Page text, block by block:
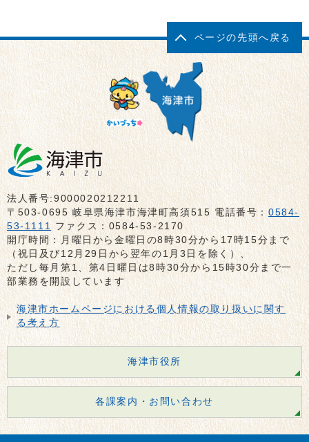
ページの先頭へ戻る
法人番号:9000020212211
〒503-0695 岐阜県海津市海津町高須515 電話番号：0584-
53-1111 ファクス：0584-53-2170
開庁時間：月曜日から金曜日の8時30分から17時15分まで
（祝日及び12月29日から翌年の1月3日を除く）、
ただし毎月第1、第4日曜日は8時30分から15時30分まで一
部業務を開設しています
海津市ホームページにおける個人情報の取り扱いに関す
る考え方
海津市役所
各課案内・お問い合わせ